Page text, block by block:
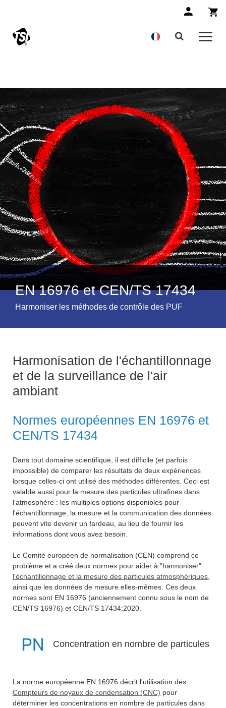
EN 16976 et CEN/TS 17434
Harmoniser les méthodes de contrôle des PUF
Harmonisation de l'échantillonnage
et de la surveillance de l'air
ambiant
Normes européennes EN 16976 et
CEN/TS 17434
Dans tout domaine scientifique, il est difficile (et parfois
impossible) de comparer les résultats de deux expériences
lorsque celles-ci ont utilisé des méthodes différentes. Ceci est
valable aussi pour la mesure des particules ultrafines dans
l'atmosphère : les multiples options disponibles pour
l'échantillonnage, la mesure et la communication des données
peuvent vite devenir un fardeau, au lieu de fournir les
informations dont vous avez besoin.
Le Comité européen de normalisation (CEN) comprend ce
problème et a créé deux normes pour aider à "harmoniser"
l'échantillonnage et la mesure des particules atmosphériques
ainsi que les données de mesure elles-mêmes. Ces deux
normes sont EN 16976 (anciennement connu sous le nom de
CEN/TS 16976) et CEN/TS 17434:2020.
Concentration en nombre de particules
La norme européenne EN 16976 décrit l'utilisation des
Compteurs de noyaux de condensation (CNC) pour
déterminer les concentrations en nombre de particules dans